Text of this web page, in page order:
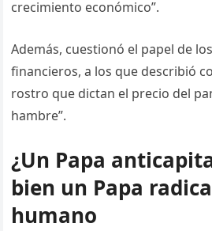
crecimiento económico”.
Además, cuestionó el papel de
financieros, a los que describió
rostro que dictan el precio del
hambre”.
¿Un Papa
bien un Papa
humano